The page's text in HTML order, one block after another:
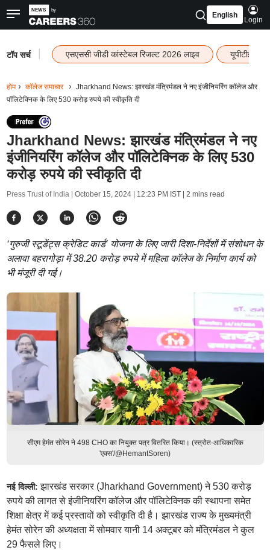
English
Login
टॉप सर्च एसएससी जीडी कांस्टेबल रिजल्ट 2026 लाइव यूपीटीईटी
होम कॉलेज समाचार
Jharkhand News: झारखंड मंत्रिमंडल ने नए इंजीनियरिंग कॉलेज और
पॉलिटेक्निक के लिए 530 करोड़ रुपये की स्वीकृति दी
Jharkhand News: झारखंड मंत्रिमंडल ने नए
इंजीनियरिंग कॉलेज और पॉलिटेक्निक के लिए 530
करोड़ रुपये की स्वीकृति दी
Press Trust of India | October 15, 2024 | 12:23 PM IST| 2 mins read
‘गुरुजी स्टूडेंट्स क्रेडिट कार्ड’ योजना के लिए जारी दिशा-निर्देशों में संशोधन के
अलावा बहरागोड़ा में 38.20 करोड़ रुपये में महिला कॉलेज के निर्माण कार्य को
भी मंजूरी दी गई।
सीएम हेमंत सोरेन ने 498 CHO का नियुक्त पत्र वितरित किया। (स्त्रोत-आधिकारिक
'एक्स'/@HemantSoren)
नई दिल्ली:झारखंड सरकार (Jharkhand Government) ने 530 करोड़
रुपये की लागत से इंजीनियरिंग कॉलेज और पॉलिटेक्निक की स्थापना समेत
शिक्षा क्षेत्र में कई प्रस्तावों को स्वीकृति दी है। झारखंड राज्य के मुख्यमंत्री
हेमंत सोरेन की अध्यक्षता में सोमवार यानी 14 अक्टूबर को मंत्रिमंडल ने कुल
29 फैसले लिए।